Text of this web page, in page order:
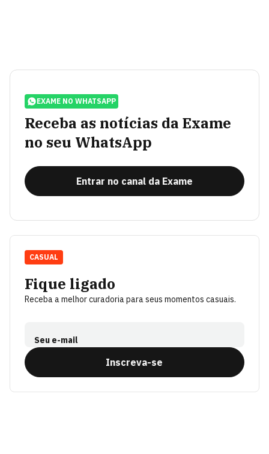
EXAME NO WHATSAPP
Receba as notícias da Exame
no seu WhatsApp
Entrar no canal da Exame
Fique ligado
Receba a melhor curadoria para seus momentos casuais.
Seu e-mail
Inscreva-se
CASUAL